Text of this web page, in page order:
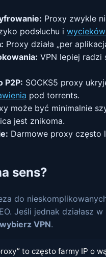
Proxy zwykle
podsłuchu i
Proxy działa „per
VPN lepiej radzi
P2P: SOCKS5 proxy
pod torrents.
może być minimalnie
jest znikoma.
Darmowe proxy często
sens?
do
Jeśli jednak działasz
wybierz VPN.
to często farmy IP o